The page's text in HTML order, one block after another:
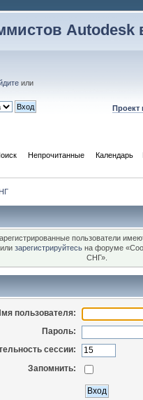
Autodesk
или
Проект
Непрочитанные Календарь
пользователи
зарегистрируйтесь на форуме
СНГ».
пользователя:
Пароль:
сессии:
Запомнить: